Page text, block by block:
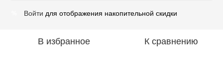
Войти для отображения накопительной скидки
В избранное К сравнению